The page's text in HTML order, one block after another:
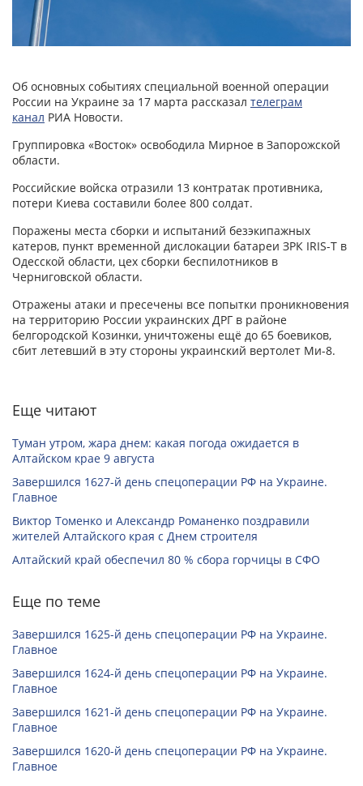
Об основных событиях специальной военной операции
России на Украине за 17 марта рассказал телеграм
канал РИА Новости.
Группировка «Восток» освободила Мирное в Запорожской
области.
Российские войска отразили 13 контратак противника,
потери Киева составили более 800 солдат.
Поражены места сборки и испытаний безэкипажных
катеров, пункт временной дислокации батареи ЗРК IRIS-T в
Одесской области, цех сборки беспилотников в
Черниговской области.
Отражены атаки и пресечены все попытки проникновения
на территорию России украинских ДРГ в районе
белгородской Козинки, уничтожены ещё до 65 боевиков,
сбит летевший в эту стороны украинский вертолет Ми-8.
Еще читают
Туман утром, жара днем: какая погода ожидается в
Алтайском крае 9 августа
Завершился 1627-й день спецоперации РФ на Украине.
Главное
Виктор Томенко и Александр Романенко поздравили
жителей Алтайского края с Днем строителя
Алтайский край обеспечил 80 % сбора горчицы в СФО
Еще по теме
Завершился 1625-й день спецоперации РФ на Украине.
Главное
Завершился 1624-й день спецоперации РФ на Украине.
Главное
Завершился 1621-й день спецоперации РФ на Украине.
Главное
Завершился 1620-й день спецоперации РФ на Украине.
Главное